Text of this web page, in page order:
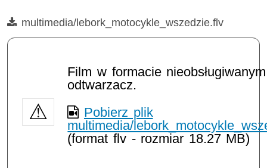
Film
multimedia/lebork_motocykle_wszedzie.flv
Opis filmu: multimedia/lebork_motocykle_wszedzie.flv
Film w formacie
odtwarzacz.
Pobierz plik
multimedia/
(format flv - rozmiar 18.27 MB)